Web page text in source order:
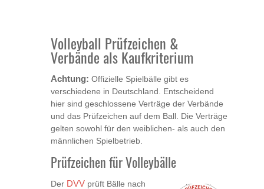
Volleyball Prüfzeichen &
Verbände als Kaufkriterium
Achtung: Offizielle Spielbälle gibt es
verschiedene in Deutschland. Entscheidend
hier sind geschlossene Verträge der Verbände
und das Prüfzeichen auf dem Ball. Die Verträge
gelten sowohl für den weiblichen- als auch den
männlichen Spielbetrieb.
Prüfzeichen für Volleybälle
Der DVV prüft Bälle nach